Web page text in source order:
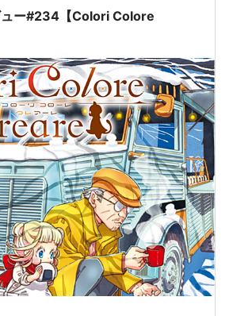
ュー#234【Colori Colore